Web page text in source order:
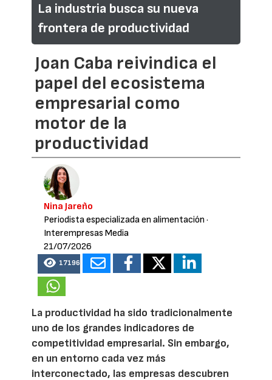
La industria busca su nueva
frontera de productividad
Joan Caba reivindica el
papel del ecosistema
empresarial como
motor de la
productividad
Nina Jareño
Periodista especializada en alimentación ·
Interempresas Media
21/07/2026
17196
La productividad ha sido tradicionalmente
uno de los grandes indicadores de
competitividad empresarial. Sin embargo,
en un entorno cada vez más
interconectado, las empresas descubren